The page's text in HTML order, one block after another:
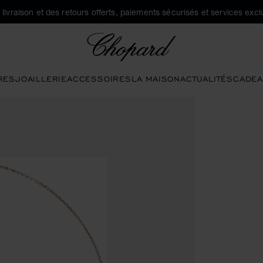
livraison et des retours offerts, paiements sécurisés et services
JOAILLERIEACCESSOIRESLA MAISONACTUALITÉS